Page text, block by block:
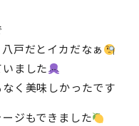
戸だとイカだなぁ
ました
く美味しかったです
ジもできました